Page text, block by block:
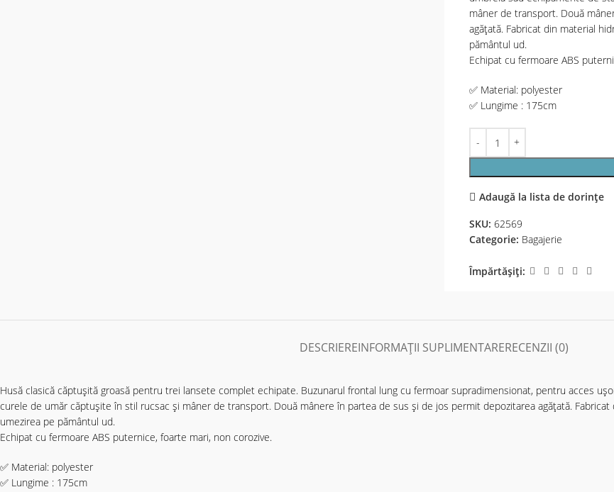
mâner de transport. Două
agățată. Fabricat din material
pământul ud.
Echipat cu fermoare ABS
✅ Material: polyester
✅ Lungime : 175cm
Adaugă la lista de dorințe
SKU: 62569
Categorie: Bagajerie
Împărtășiți:
DESCRIEREINFORMAȚII SUPLIMENTARERECENZII (0)
Husă clasică căptușită groasă pentru trei lansete complet echipate. Buzunarul frontal lung cu fermoar supradimensionat, pentru acces
curele de umăr căptușite în stil rucsac și mâner de transport. Două mânere în partea de sus și de jos permit depozitarea agățată.
umezirea pe pământul ud.
Echipat cu fermoare ABS puternice, foarte mari, non corozive.
✅ Material: polyester
✅ Lungime : 175cm